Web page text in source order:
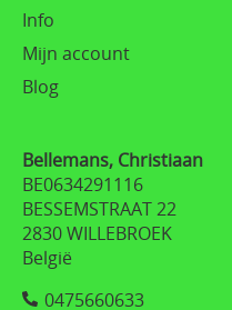
Info
Mijn account
Blog
Bellemans, Christiaan
BE0634291116
BESSEMSTRAAT 22
2830 WILLEBROEK
België
0475660633